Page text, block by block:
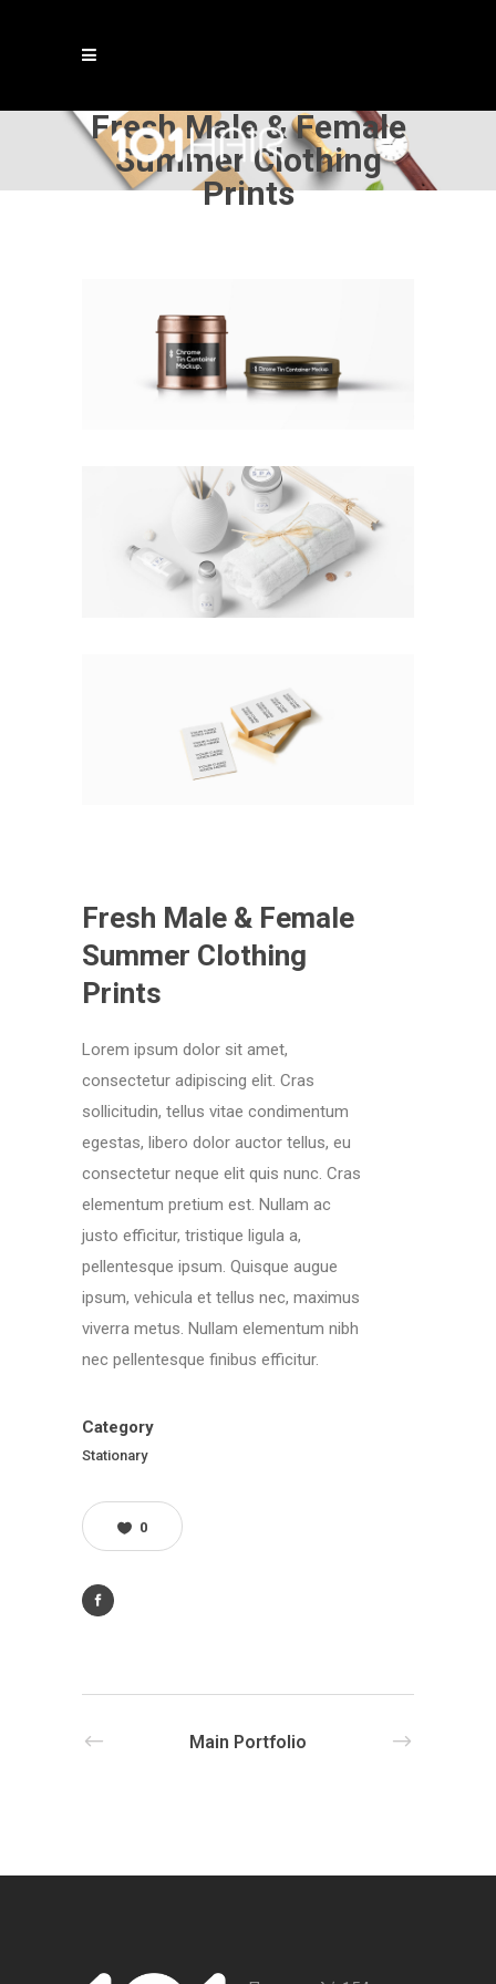
Fresh Male & Female
Summer Clothing
Prints
Fresh Male & Female
Summer Clothing
Prints
Lorem ipsum dolor sit amet,
consectetur adipiscing elit. Cras
sollicitudin, tellus vitae condimentum
egestas, libero dolor auctor tellus, eu
consectetur neque elit quis nunc. Cras
elementum pretium est. Nullam ac
justo efficitur, tristique ligula a,
pellentesque ipsum. Quisque augue
ipsum, vehicula et tellus nec, maximus
viverra metus. Nullam elementum nibh
nec pellentesque finibus efficitur.
Category
Stationary
0
Main Portfolio